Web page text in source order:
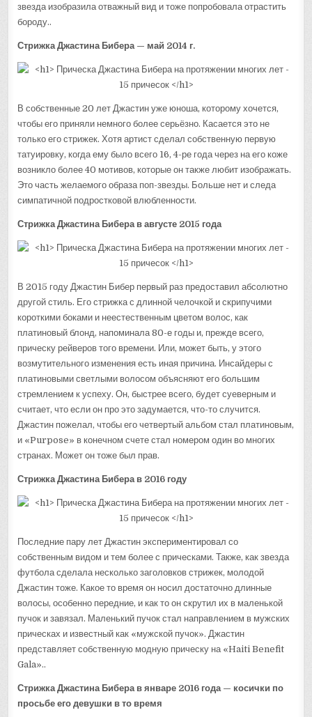
звезда изобразила отважный вид и тоже попробовала отрастить
бороду..
Стрижка Джастина Бибера — май 2014 г.
В собственные 20 лет Джастин уже юноша, которому хочется,
чтобы его приняли немного более серьёзно. Касается это не
только его стрижек. Хотя артист сделал собственную первую
татуировку, когда ему было всего 16, 4-ре года через на его коже
возникло более 40 мотивов, которые он также любит изображать.
Это часть желаемого образа поп-звезды. Больше нет и следа
симпатичной подростковой влюбленности.
Стрижка Джастина Бибера в августе 2015 года
В 2015 году Джастин Бибер первый раз предоставил абсолютно
другой стиль. Его стрижка с длинной челочкой и скрипучими
короткими боками и неестественным цветом волос, как
платиновый блонд, напоминала 80-е годы и, прежде всего,
прическу рейверов того времени. Или, может быть, у этого
возмутительного изменения есть иная причина. Инсайдеры с
платиновыми светлыми волосом объясняют его большим
стремлением к успеху. Он, быстрее всего, будет суеверным и
считает, что если он про это задумается, что-то случится.
Джастин пожелал, чтобы его четвертый альбом стал платиновым,
и «Purpose» в конечном счете стал номером один во многих
странах. Может он тоже был прав.
Стрижка Джастина Бибера в 2016 году
Последние пару лет Джастин экспериментировал со
собственным видом и тем более с прическами. Также, как звезда
футбола сделала несколько заголовков стрижек, молодой
Джастин тоже. Какое то время он носил достаточно длинные
волосы, особенно передние, и как то он скрутил их в маленькой
пучок и завязал. Маленький пучок стал направлением в мужских
прическах и известный как «мужской пучок». Джастин
представляет собственную модную прическу на «Haiti Benefit
Gala»..
Стрижка Джастина Бибера в январе 2016 года — косички по
просьбе его девушки в то время